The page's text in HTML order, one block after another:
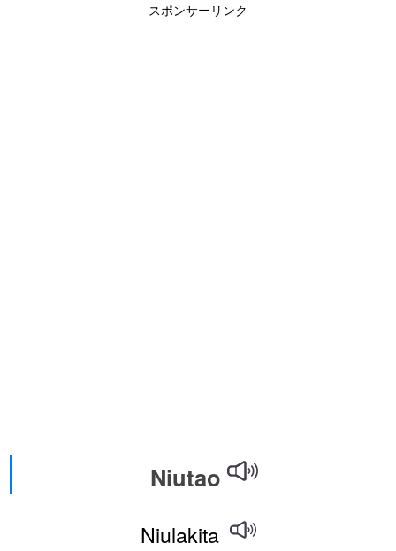
スポンサーリンク
Niutao
Niulakita